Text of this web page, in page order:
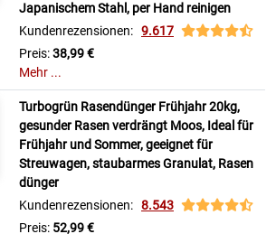
Japanischem Stahl, per Hand reinigen
Kundenrezensionen: 9.617
Preis:38,99 €
Mehr ...
Turbogrün Rasendünger Frühjahr 20kg,
gesunder Rasen verdrängt Moos, Ideal für
Frühjahr und Sommer, geeignet für
Streuwagen, staubarmes Granulat, Rasen
dünger
Kundenrezensionen: 8.543
Preis: 52,99 €